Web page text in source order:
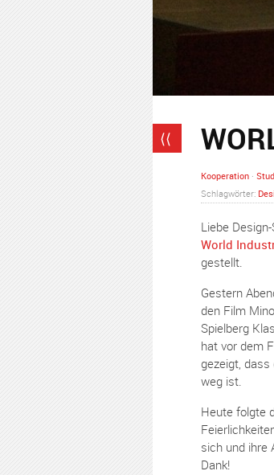
⟨⟨
Kooperation·
Schlagwörter:
Liebe
World
gestellt.
Gestern
den Film
Spielberg
hat vor dem
gezeigt,
weg ist.
Heute folgte
sich und ihre
Dank!